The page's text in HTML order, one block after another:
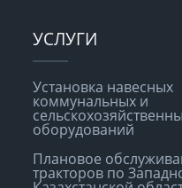
УСЛУГИ
Установка навесных
коммунальных и
оборудований
Плановое
тракторов по